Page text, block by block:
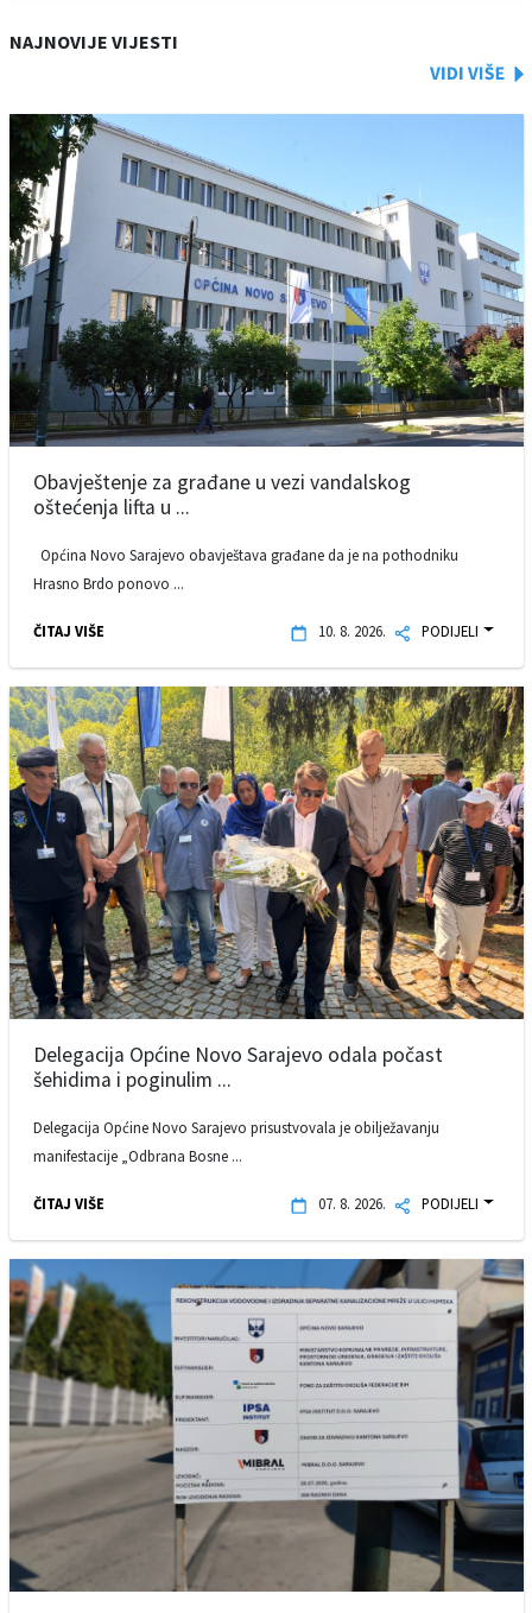
NAJNOVIJE VIJESTI
Obavještenje za građane u vezi vandalskog
oštećenja lifta u ...
Općina Novo Sarajevo obavještava građane da je na pothodniku
Hrasno Brdo ponovo ...
ČITAJ VIŠE 10. 8. 2026. PODIJELI
Delegacija Općine Novo Sarajevo odala počast
šehidima i poginulim ...
Delegacija Općine Novo Sarajevo prisustvovala je obilježavanju
manifestacije „Odbrana Bosne ...
ČITAJ VIŠE 07. 8. 2026. PODIJELI